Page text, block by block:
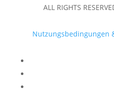
ALL RIGHTS
Nutzungsbedingungen